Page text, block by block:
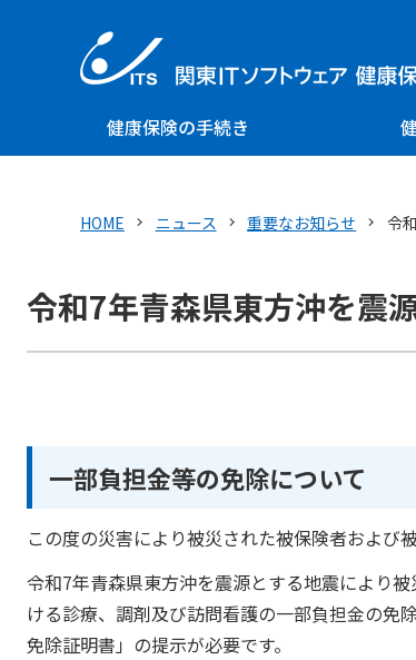
健康保険の手続き
HOME ニュース 重要なお知らせ 令
令和7年青森県東方沖を震
一部負担金等の免除について
この度の災害により被災された被保険者および
令和7年青森県東方沖を震源とする地震により
ける診療、調剤及び訪問看護の一部負担金の免
免除証明書」の提示が必要です。